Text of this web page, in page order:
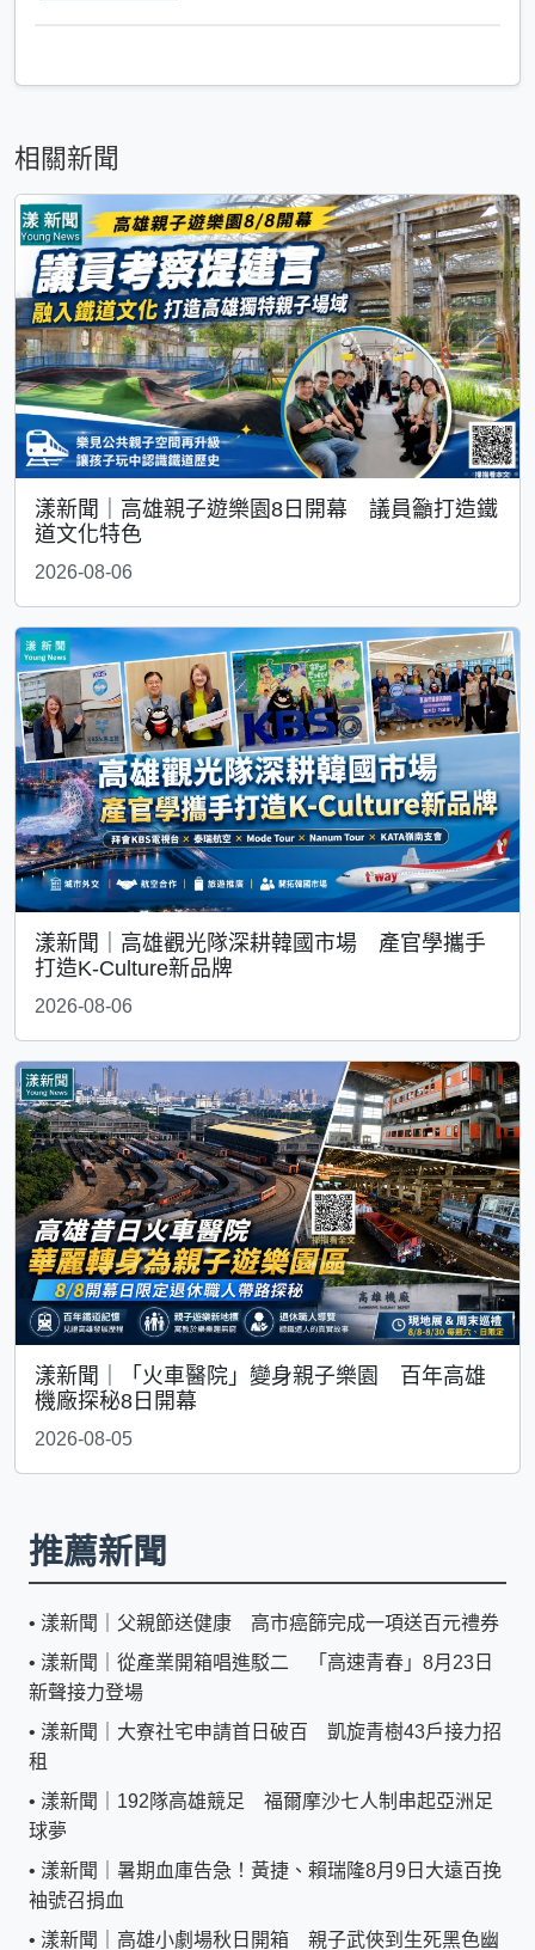
相關新聞
漾新聞｜高雄親子遊樂園8日開幕 議員籲打造鐵
道文化特色
2026-08-06
漾新聞｜高雄觀光隊深耕韓國市場 產官學攜手
打造K-Culture新品牌
2026-08-06
漾新聞｜「火車醫院」變身親子樂園 百年高雄
機廠探秘8日開幕
2026-08-05
推薦新聞
• 漾新聞｜父親節送健康 高市癌篩完成一項送百元禮券
• 漾新聞｜從產業開箱唱進駁二 「高速青春」8月23日
新聲接力登場
• 漾新聞｜大寮社宅申請首日破百 凱旋青樹43戶接力招
租
• 漾新聞｜192隊高雄競足 福爾摩沙七人制串起亞洲足
球夢
• 漾新聞｜暑期血庫告急！黃捷、賴瑞隆8月9日大遠百挽
袖號召捐血
• 漾新聞｜高雄小劇場秋日開箱 親子武俠到生死黑色幽